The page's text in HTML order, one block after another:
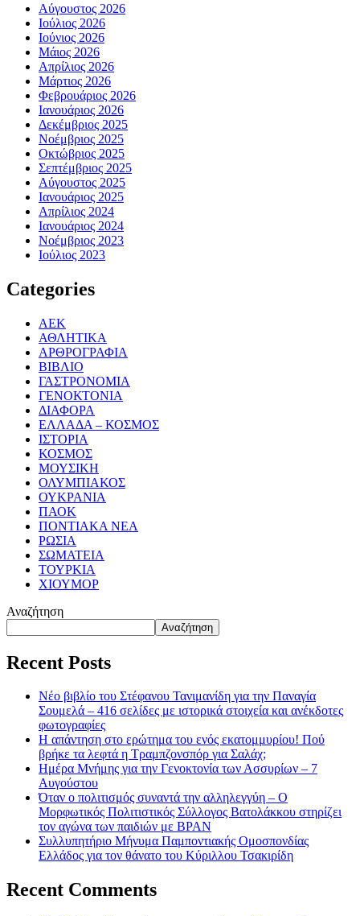
Αύγουστος 2026
Ιούλιος 2026
Ιούνιος 2026
Μάιος 2026
Απρίλιος 2026
Μάρτιος 2026
Φεβρουάριος 2026
Ιανουάριος 2026
Δεκέμβριος 2025
Νοέμβριος 2025
Οκτώβριος 2025
Σεπτέμβριος 2025
Αύγουστος 2025
Ιανουάριος 2025
Απρίλιος 2024
Ιανουάριος 2024
Νοέμβριος 2023
Ιούλιος 2023
Categories
ΑΕΚ
ΑΘΛΗΤΙΚΑ
ΑΡΘΡΟΓΡΑΦΙΑ
ΒΙΒΛΙΟ
ΓΑΣΤΡΟΝΟΜΙΑ
ΓΕΝΟΚΤΟΝΙΑ
ΔΙΑΦΟΡΑ
ΕΛΛΑΔΑ – ΚΟΣΜΟΣ
ΙΣΤΟΡΙΑ
ΚΟΣΜΟΣ
ΜΟΥΣΙΚΗ
ΟΛΥΜΠΙΑΚΟΣ
ΟΥΚΡΑΝΙΑ
ΠΑΟΚ
ΠΟΝΤΙΑΚΑ ΝΕΑ
ΡΩΣΙΑ
ΣΩΜΑΤΕΙΑ
ΤΟΥΡΚΙΑ
ΧΙΟΥΜΟΡ
Αναζήτηση
Αναζήτηση
Recent Posts
Νέο βιβλίο του Στέφανου Τανιμανίδη για την Παναγία
Σουμελά – 416 σελίδες με ιστορικά στοιχεία και ανέκδοτες
φωτογραφίες
Η απάντηση στο ερώτημα του ενός εκατομμυρίου! Πού
βρήκε τα λεφτά η Τραμπζονσπόρ για Σαλάχ;
Ημέρα Μνήμης για την Γενοκτονία των Ασσυρίων – 7
Αυγούστου
Όταν ο πολιτισμός συναντά την αλληλεγγύη – Ο
Μορφωτικός Πολιτιστικός Σύλλογος Βατολάκκου στηρίζει
τον αγώνα των παιδιών με BPAN
Συλλυπητήριο Μήνυμα Παμποντιακής Ομοσπονδίας
Ελλάδος για τον θάνατο του Κύριλλου Τσακιρίδη
Recent Comments